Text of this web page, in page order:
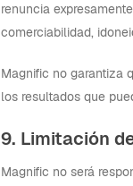
renuncia
comerciabilidad,
Magnific no garantiza
los resultados que
9. Limitación
Magnific no será